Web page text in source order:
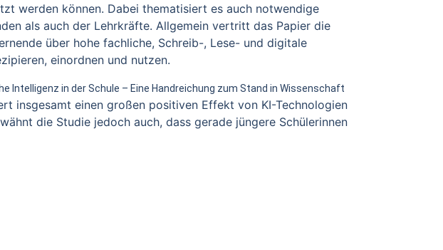
werden können. Dabei thematisiert es auch notwendige
als auch der Lehrkräfte. Allgemein vertritt das Papier die
über hohe fachliche, Schreib-, Lese- und digitale
einordnen und nutzen.
Intelligenz in der Schule – Eine Handreichung zum Stand in Wissenschaft
insgesamt einen großen positiven Effekt von KI-Technologien
die Studie jedoch auch, dass gerade jüngere Schülerinnen